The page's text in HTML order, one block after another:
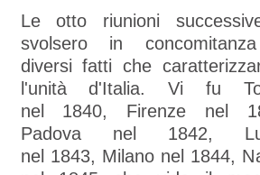
Le otto riunioni
svolsero in
diversi fatti che
l'unità d'Italia. Vi fu
nel 1840, Firenze nel
Padova nel 1842,
nel 1843, Milano nel 1844,